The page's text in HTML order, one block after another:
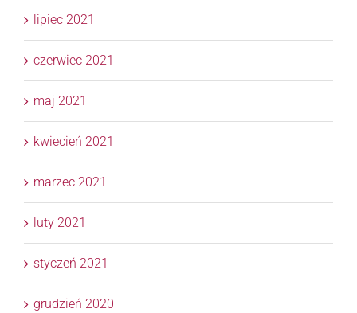
lipiec 2021
czerwiec 2021
maj 2021
kwiecień 2021
marzec 2021
luty 2021
styczeń 2021
grudzień 2020